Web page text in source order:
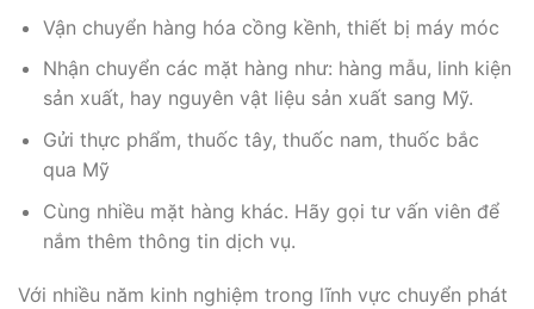
Vận chuyển hàng hóa cồng kềnh, thiết bị máy móc
Nhận chuyển các mặt hàng như: hàng mẫu, linh kiện
sản xuất, hay nguyên vật liệu sản xuất sang Mỹ.
Gửi thực phẩm, thuốc tây, thuốc nam, thuốc bắc
qua Mỹ
Cùng nhiều mặt hàng khác. Hãy gọi tư vấn viên để
nắm thêm thông tin dịch vụ.
Với nhiều năm kinh nghiệm trong lĩnh vực chuyển phát